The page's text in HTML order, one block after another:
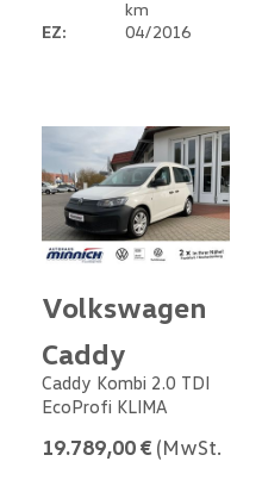
km
EZ:
04/2016
Volkswagen
Caddy
Caddy Kombi 2.0 TDI
EcoProfi KLIMA
19.789,00 € (MwSt.